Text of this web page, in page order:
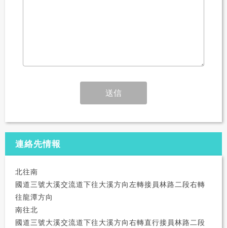
連絡先情報
北往南
國道三號大溪交流道下往大溪方向左轉接員林路二段右轉
往龍潭方向
南往北
國道三號大溪交流道下往大溪方向右轉直行接員林路二段